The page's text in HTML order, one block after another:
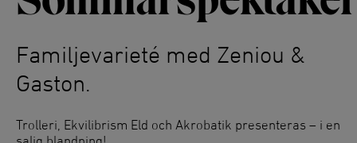
Familjevarieté med Zeniou &
Gaston.
Trolleri, Ekvilibrism Eld och Akrobatik presenteras – i en